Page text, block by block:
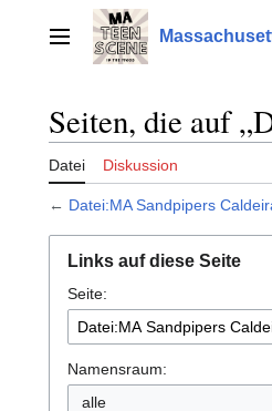
springenHauptmenü
Seiten, die auf
Datei Diskussion
← Datei:MA Sandpipers
Links auf diese Seite
Seite:
Namensraum:
alle